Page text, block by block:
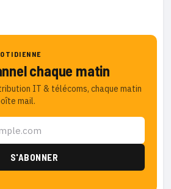
chaque matin
IT & télécoms, chaque matin
mail.